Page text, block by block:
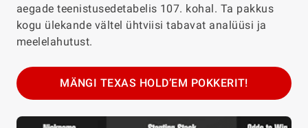
aegade teenistusedetabelis 107. kohal. Ta pakkus
kogu ülekande vältel ühtviisi tabavat analüüsi ja
meelelahutust.
MÄNGI TEXAS HOLD’EM POKKERIT!